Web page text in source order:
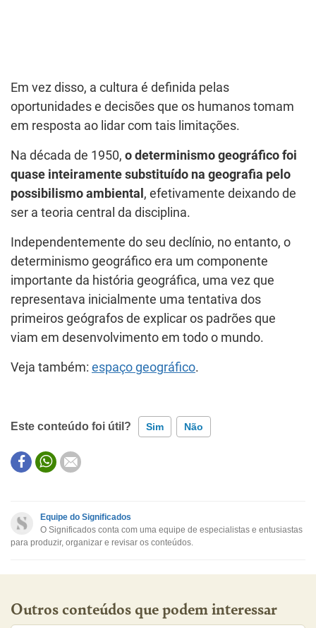
Em vez disso, a cultura é definida pelas
oportunidades e decisões que os humanos tomam
em resposta ao lidar com tais limitações.
Na década de 1950, o determinismo geográfico foi
quase inteiramente substituído na geografia pelo
possibilismo ambiental , efetivamente deixando de
ser a teoria central da disciplina.
Independentemente do seu declínio, no entanto, o
determinismo geográfico era um componente
importante da história geográfica, uma vez que
representava inicialmente uma tentativa dos
primeiros geógrafos de explicar os padrões que
viam em desenvolvimento em todo o mundo.
Veja também: espaço geográfico.
Este conteúdo foi útil? Sim Não
Este conteúdo não tem a informação que procuro
Outro
Equipe do Significados
O Significados conta com uma equipe de especialistas e entusiastas
para produzir, organizar e revisar os conteúdos.
Outros conteúdos que podem interessar